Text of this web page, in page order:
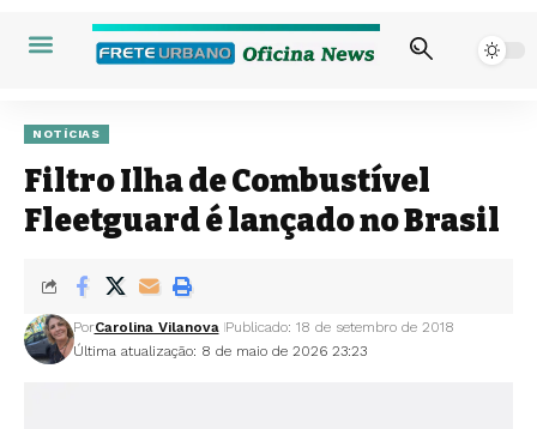
NOTÍCIAS
Filtro Ilha de Combustível
Fleetguard é lançado no Brasil
Última atualização: 8 de maio de 2026 23:23
PorCarolina Vilanova Publicado: 18 de setembro de 2018